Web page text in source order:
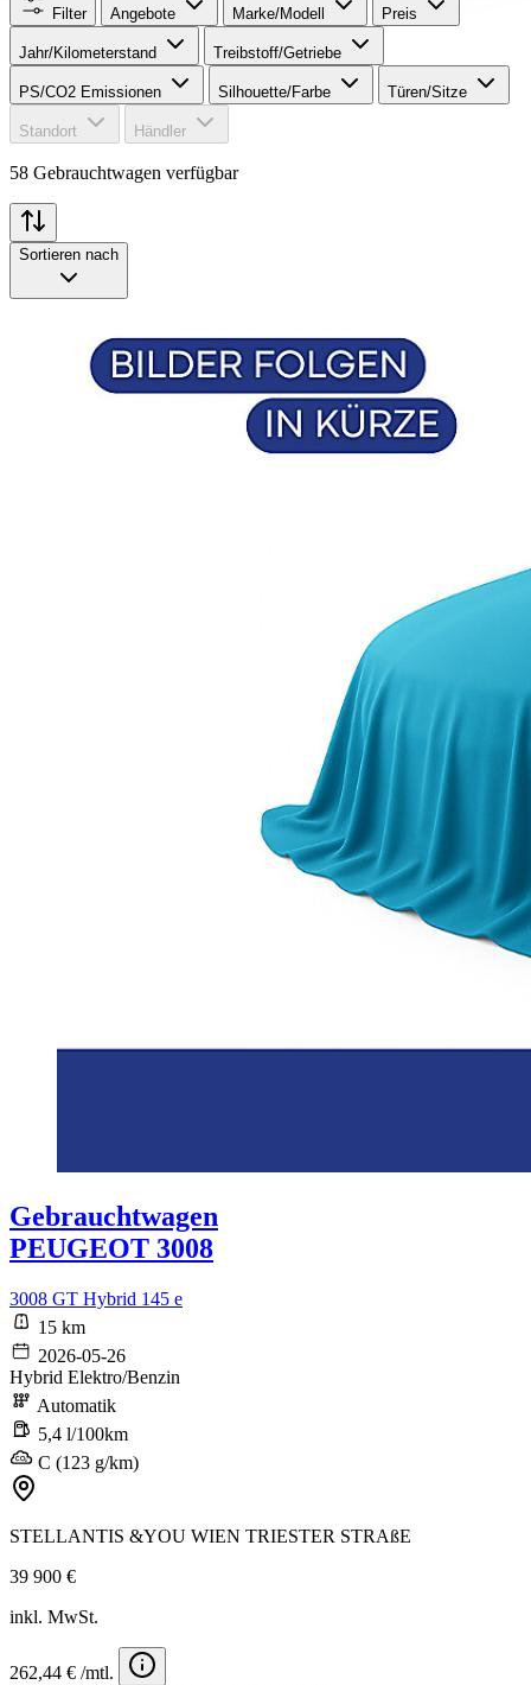
Filter Angebote Marke/Modell Preis
Jahr/Kilometerstand Treibstoff/Getriebe
PS/CO2 Emissionen Silhouette/Farbe Türen/Sitze
Standort Händler
58 Gebrauchtwagen verfügbar
Sortieren nach
Gebrauchtwagen
PEUGEOT 3008
3008 GT Hybrid 145 e
15 km
2026-05-26
Hybrid Elektro/Benzin
Automatik
5,4 l/100km
C (123 g/km)
STELLANTIS &YOU WIEN TRIESTER STRAßE
39 900 €
inkl. MwSt.
262,44 € /mtl.